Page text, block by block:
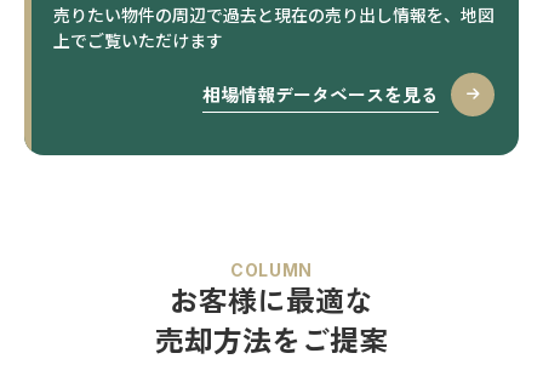
売りたい物件の周辺で過去と現在の売り出し情報を、地図
上でご覧いただけます
相場情報データベースを見る
COLUMN
お客様に最適な
売却方法をご提案